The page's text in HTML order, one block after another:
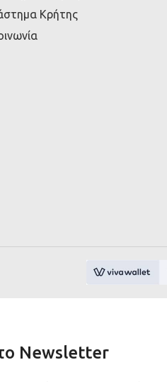
Κρήτης
Newsletter